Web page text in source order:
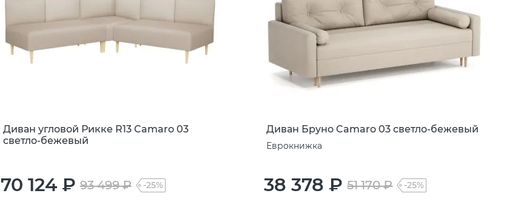
Диван угловой Рикке R13 Camaro 03
светло-бежевый
70 124 ₽ 93 499 ₽ -25%
Диван Бруно Camaro 03 светло-бежевый
Еврокнижка
38 378 ₽ 51 170 ₽ -25%